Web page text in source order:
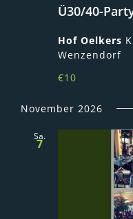
Ü30/40-
Hof Oelkers
Wenzendorf
€10
November 2026
Sa.
7